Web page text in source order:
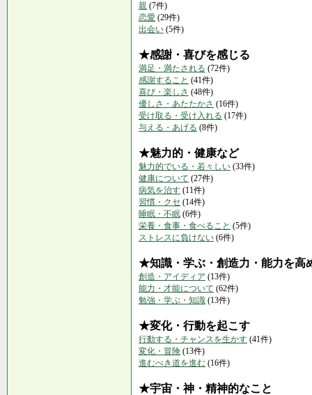
親 (7件)
恋愛 (29件)
出会い (5件)
★感謝・喜びを感じる
満足・満たされる (72件)
感謝すること (41件)
喜び・楽しさ (48件)
優しさ・あたたかさ (16件)
受け取る・受け入れる (17件)
与える・あげる (8件)
★魅力的・健康など
魅力的でいる・若々しい (33件)
健康について (27件)
病気を治す (11件)
習慣・クセ (14件)
睡眠・不眠 (6件)
栄養・食事・食べること (5件)
ストレスに負けない (6件)
★知識・学ぶ・創造力・能力を高
創造・アイディア (13件)
能力・才能について (62件)
勉強・学ぶ・知識 (13件)
★変化・行動を起こす
行動する・チャンスを生かす (41件)
変化・冒険 (13件)
進むべき道を進む (16件)
★宇宙・神・精神的なこと